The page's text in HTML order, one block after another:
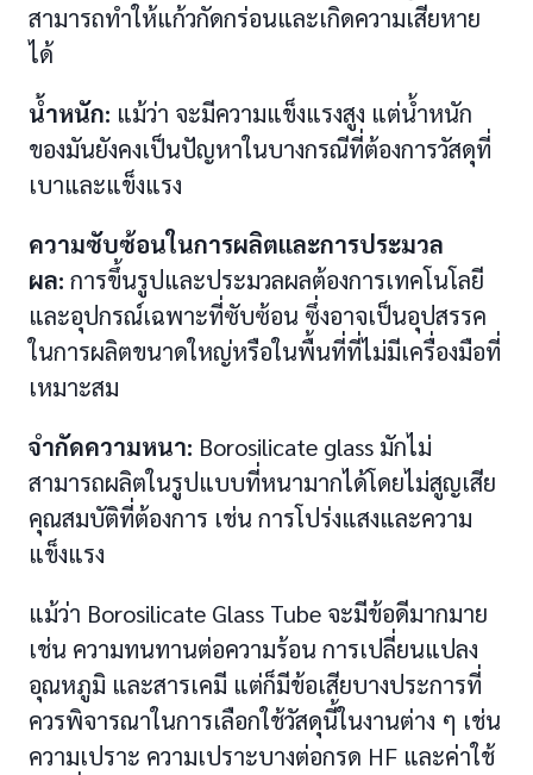
สามารถทำให้แก้วกัดกร่อนและเกิดความเสียหาย
ได้
น้ำหนัก: แม้ว่า จะมีความแข็งแรงสูง แต่น้ำหนัก
ของมันยังคงเป็นปัญหาในบางกรณีที่ต้องการวัสดุที่
เบาและแข็งแรง
ความซับซ้อนในการผลิตและการประมวล
ผล: การขึ้นรูปและประมวลผลต้องการเทคโนโลยี
และอุปกรณ์เฉพาะที่ซับซ้อน ซึ่งอาจเป็นอุปสรรค
ในการผลิตขนาดใหญ่หรือในพื้นที่ที่ไม่มีเครื่องมือที่
เหมาะสม
จำกัดความหนา: Borosilicate glass มักไม่
สามารถผลิตในรูปแบบที่หนามากได้โดยไม่สูญเสีย
คุณสมบัติที่ต้องการ เช่น การโปร่งแสงและความ
แข็งแรง
แม้ว่า Borosilicate Glass Tube จะมีข้อดีมากมาย
เช่น ความทนทานต่อความร้อน การเปลี่ยนแปลง
อุณหภูมิ และสารเคมี แต่ก็มีข้อเสียบางประการที่
ควรพิจารณาในการเลือกใช้วัสดุนี้ในงานต่าง ๆ เช่น
ความเปราะ ความเปราะบางต่อกรด HF และค่าใช้